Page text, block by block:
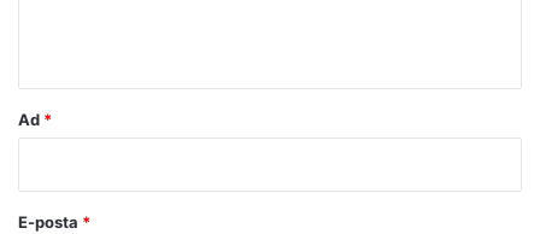
Ad *
E-posta *